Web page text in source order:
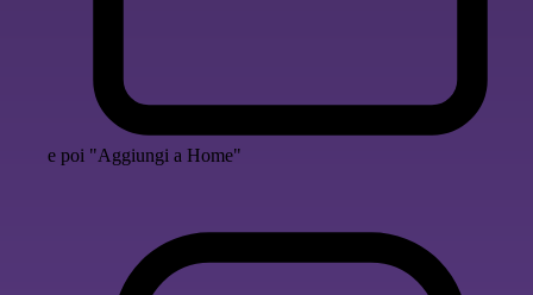
e poi "Aggiungi a Home"